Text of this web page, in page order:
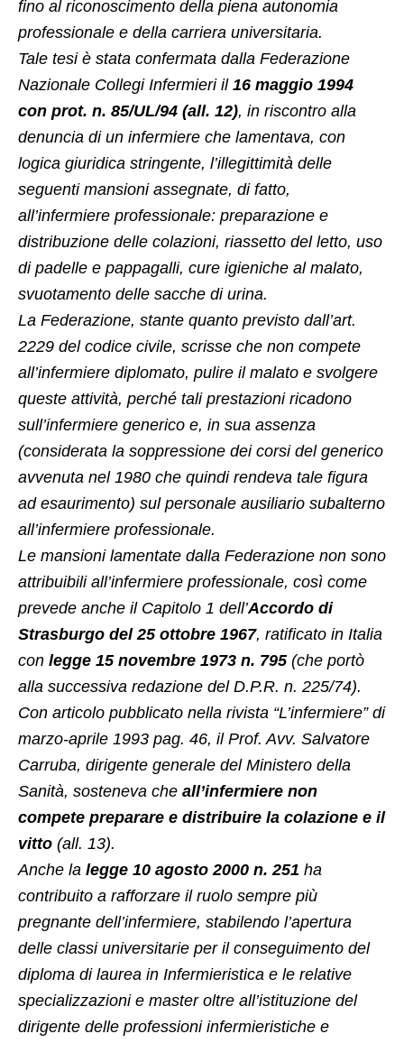
fino al riconoscimento della piena autonomia
professionale e della carriera universitaria.
Tale tesi è stata confermata dalla Federazione
Nazionale Collegi Infermieri il 16 maggio 1994
con prot. n. 85/UL/94 (all. 12), in riscontro alla
denuncia di un infermiere che lamentava, con
logica giuridica stringente, l’illegittimità delle
seguenti mansioni assegnate, di fatto,
all’infermiere professionale: preparazione e
distribuzione delle colazioni, riassetto del letto, uso
di padelle e pappagalli, cure igieniche al malato,
svuotamento delle sacche di urina.
La Federazione, stante quanto previsto dall’art.
2229 del codice civile, scrisse che non compete
all’infermiere diplomato, pulire il malato e svolgere
queste attività, perché tali prestazioni ricadono
sull’infermiere generico e, in sua assenza
(considerata la soppressione dei corsi del generico
avvenuta nel 1980 che quindi rendeva tale figura
ad esaurimento) sul personale ausiliario subalterno
all’infermiere professionale.
Le mansioni lamentate dalla Federazione non sono
attribuibili all’infermiere professionale, così come
prevede anche il Capitolo 1 dell’Accordo di
Strasburgo del 25 ottobre 1967, ratificato in Italia
con legge 15 novembre 1973 n. 795(che portò
alla successiva redazione del D.P.R. n. 225/74).
Con articolo pubblicato nella rivista “L’infermiere” di
marzo-aprile 1993 pag. 46, il Prof. Avv. Salvatore
Carruba, dirigente generale del Ministero della
Sanità, sosteneva che all’infermiere non
compete preparare e distribuire la colazione e il
vitto (all. 13).
Anche la legge 10 agosto 2000 n. 251 ha
contribuito a rafforzare il ruolo sempre più
pregnante dell’infermiere, stabilendo l’apertura
delle classi universitarie per il conseguimento del
diploma di laurea in Infermieristica e le relative
specializzazioni e master oltre all’istituzione del
dirigente delle professioni infermieristiche e